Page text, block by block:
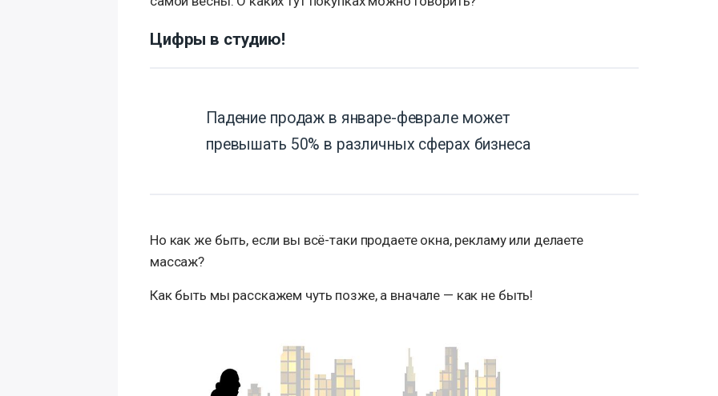
Цифры в студию!
Падение продаж в январе-феврале может
превышать 50% в различных сферах бизнеса
Но как же быть, если вы всё-таки продаете окна, рекламу или делаете
массаж?
Как быть мы расскажем чуть позже, а вначале — как не быть!